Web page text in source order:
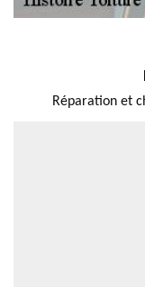
Réparation et